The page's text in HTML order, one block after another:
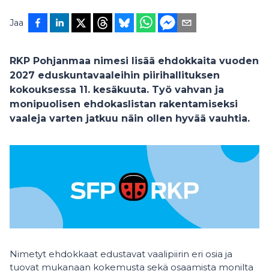
Jaa
RKP Pohjanmaa nimesi lisää ehdokkaita vuoden
2027 eduskuntavaaleihin piirihallituksen
kokouksessa 11. kesäkuuta. Työ vahvan ja
monipuolisen ehdokaslistan rakentamiseksi
vaaleja varten jatkuu näin ollen hyvää vauhtia.
Nimetyt ehdokkaat edustavat vaalipiirin eri osia ja
tuovat mukanaan kokemusta sekä osaamista monilta